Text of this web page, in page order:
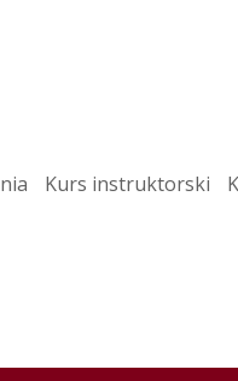
Kurs instruktorski